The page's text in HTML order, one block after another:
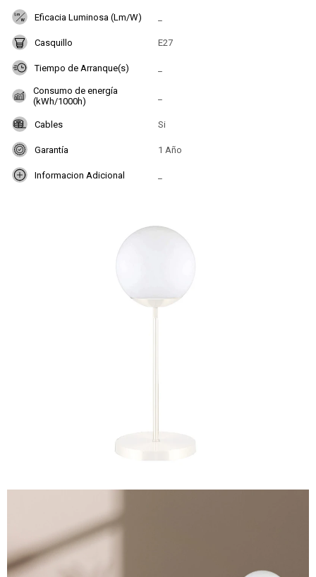
Eficacia Luminosa (Lm/W)
Casquillo E27
Tiempo de Arranque(s)
Consumo de energía
(kWh/1000h)
Cables Si
Garantía 1 Año
Informacion Adicional